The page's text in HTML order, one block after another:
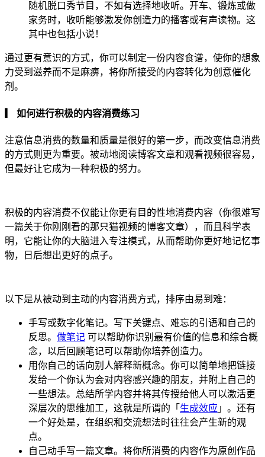
随机脱口秀节目，不如有选择地收听。开车、锻炼或做
家务时，收听能够激发你创造力的播客或有声读物。这
其中也包括小说！
通过更有意识的方式，你可以制定一份内容食谱，使你的想象
力受到滋养而不是麻痹，将你所接受的内容转化为创意催化
剂。
▎ 如何进行积极的内容消费练习
注意信息消费的数量和质量是很好的第一步，而改变信息消费
的方式则更为重要。被动地阅读博客文章和观看视频很容易，
但最好让它成为一种积极的努力。
积极的内容消费不仅能让你更有目的性地消费内容（你很难写
一篇关于你刚刚看的那只猫视频的博客文章），而且科学表
明，它能让你的大脑进入专注模式，从而帮助你更好地记忆事
物，日后想出更好的点子。
以下是从被动到主动的内容消费方式，排序由易到难：
手写或数字化笔记。写下关键点、难忘的引语和自己的
反思。 做笔记 可以帮助你识别最有价值的信息和综合概
念，以后回顾笔记可以帮助你培养创造力。
用你自己的话向别人解释新概念。你可以简单地把链接
发给一个你认为会对内容感兴趣的朋友，并附上自己的
一些想法。总结所学内容并将其传授给他人可以激活更
深层次的思维加工，这就是所谓的「 生成效应 」。还有
一个好处是，在组织和交流想法时往往会产生新的观
点。
自己动手写一篇文章。将你所消费的内容作为原创作品